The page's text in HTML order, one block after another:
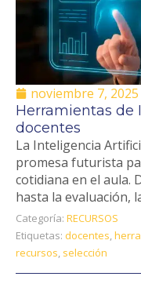
noviembre 7, 2025
Herramientas de
docentes
La Inteligencia
promesa futurista
cotidiana en el aula.
hasta la evaluación,
Categoría: RECURSOS
Etiquetas: docentes,
recursos, selección